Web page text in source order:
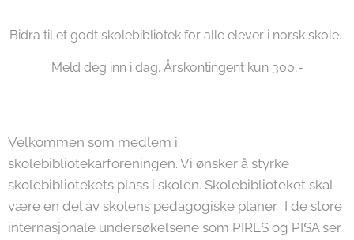
Bidra til et godt skolebibliotek for alle elever i norsk skole.
Meld deg inn i dag. Årskontingent kun 300,-
Velkommen som medlem i
skolebibliotekarforeningen. Vi ønsker å styrke
skolebibliotekets plass i skolen. Skolebiblioteket skal
være en del av skolens pedagogiske planer. I de store
internasjonale undersøkelsene som PIRLS og PISA ser